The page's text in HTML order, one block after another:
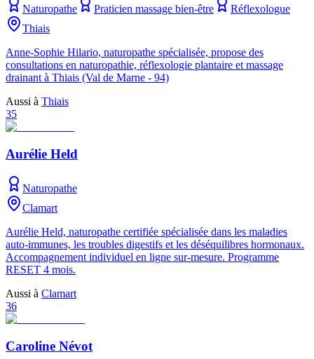
Naturopathe Praticien massage bien-être
Réflexologue
Thiais
Anne-Sophie Hilario, naturopathe spécialisée, propose des
consultations en naturopathie, réflexologie plantaire et massage
drainant à Thiais (Val de Marne - 94)
Aussi à Thiais
35
Aurélie Held
Naturopathe
Clamart
Aurélie Held, naturopathe certifiée spécialisée dans les maladies
auto-immunes, les troubles digestifs et les déséquilibres hormonaux.
Accompagnement individuel en ligne sur-mesure. Programme
RESET 4 mois.
Aussi à Clamart
36
Caroline Névot